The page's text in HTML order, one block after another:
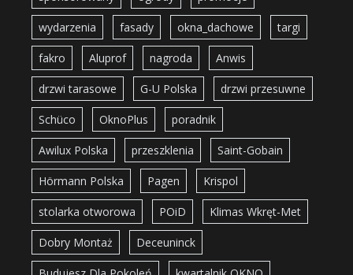
wydarzenia fasady okna_dachowe targi
fakro Aluprof nagroda Anwis
drzwi tarasowe G-U Polska drzwi przesuwne
Schüco OknoPlus poradnik
Awilux Polska przeszklenia Saint-Gobain
Hörmann Polska Pagen Krispol
stolarka otworowa POiD Klimas Wkręt-Met
Dobry Montaż Deceuninck